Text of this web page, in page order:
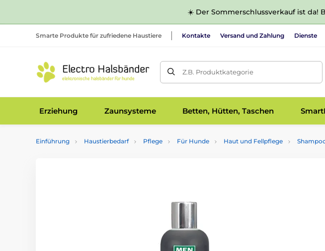
☀️ Der Sommerschlussverkauf ist da!
Smarte Produkte für zufriedene Haustiere Kontakte Versand und Zahlung Dienste
Z.B. Produktkategorie
Erziehung Zaunsysteme Betten, Hütten, Taschen
Einführung Haustierbedarf Pflege Für Hunde Haut und Fellpflege